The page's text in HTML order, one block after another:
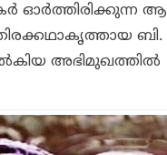
ഓർത്തിരിക്കുന്ന ആ
ബി.
അഭിമുഖത്തിൽ